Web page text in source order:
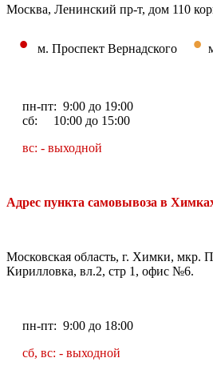
Москва, Ленинский пр-т, дом 110
• м. Проспект Вернадского •
пн-пт: 9:00 до 19:00
сб: 10:00 до 15:00
вс: - выходной
Адрес пункта самовывоза в
Московская область, г. Химки, мкр.
Кирилловка, вл.2, стр 1, офис №6.
пн-пт: 9:00 до 18:00
сб, вс: - выходной